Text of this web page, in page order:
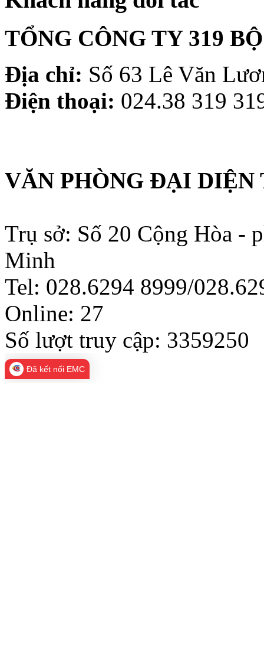
TỔNG CÔNG TY 319
Địa chỉ: Số 63 Lê Văn
Điện thoại: 024.38 319
VĂN PHÒNG ĐẠI
Trụ sở: Số 20 Cộng Hòa -
Minh
Tel: 028.6294 8999/
Online: 27
Số lượt truy cập: 3359250
Đã kết nối EMC